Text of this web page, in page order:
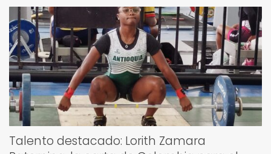
Talento destacado: Lorith Zamara